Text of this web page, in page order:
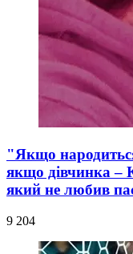
"Якщо
якщо дівчинка –
який не любив
9 204